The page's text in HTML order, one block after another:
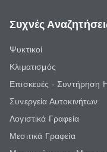
Συχνές
Ψυκτικοί
Κλιματισμός
Επισκευές - Συντήρηση
Συνεργεία Αυτοκινήτων
Λογιστικά Γραφεία
Μεσιτικά Γραφεία